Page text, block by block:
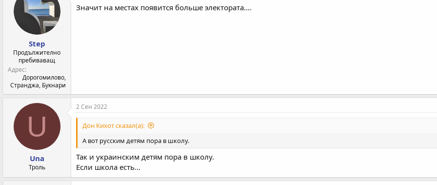
и
и
Step
Продължително
пребиваващ
Адрес
Дорогомилово,
Странджа, Букнари
Значит на местах появится больше электората....
U
Una
Троль
2 Сен 2022
Дон Кихот сказал(а):
А вот русским детям пора в школу.
Так и украинским детям пора в школу.
Если школа есть...